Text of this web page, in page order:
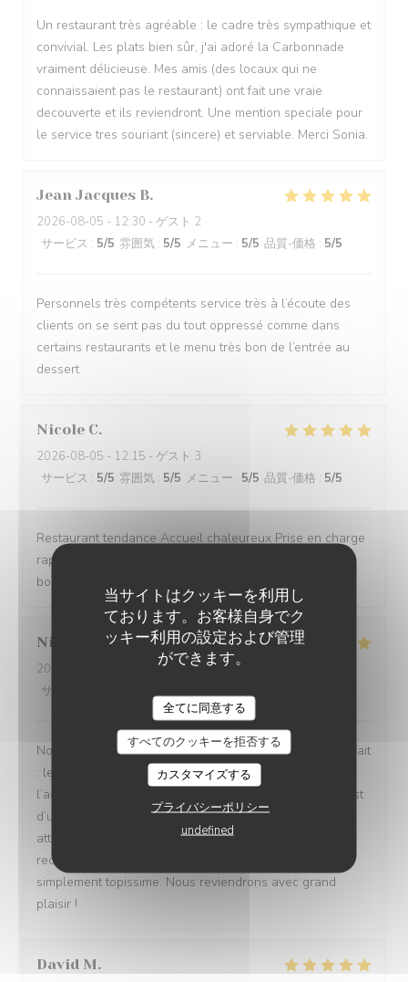
当サイトはクッキーを利用し
ております。お客様自身でク
ッキー利用の設定および管理
ができます。
全てに同意する
すべてのクッキーを拒否する
カスタマイズする
プライバシーポリシー
undefined
Un restaurant très agréable : le cadre très sympathique et
convivial. Les plats bien sûr, j'ai adoré la Carbonnade
vraiment délicieuse. Mes amis (des locaux qui ne
connaissaient pas le restaurant) ont fait une vraie
decouverte et ils reviendront. Une mention speciale pour
le service tres souriant (sincere) et serviable. Merci Sonia.
Jean Jacques B
2026-08-05 - 12:30 - ゲスト 2
サービス : 5/5 雰囲気 : 5/5 メニュー : 5/5 品質-価格 : 5/5
Personnels très compétents service très à l’écoute des
clients on se sent pas du tout oppressé comme dans
certains restaurants et le menu très bon de l’entrée au
dessert
Nicole C
2026-08-05 - 12:15 - ゲスト 3
サービス : 5/5 雰囲気 : 5/5 メニュー : 5/5 品質-価格 : 5/5
Restaurant tendance Accueil chaleureux Prise en charge
rapide Bon rapport qualité/prix Assiettes copieuses et
bons produits
Nicolas B
2026-08-04
- 13:30 - ゲスト 4
サービス
Nous avons passé un excellent moment ! Tout était parfait
: les repas étaient délicieux, le service irréprochable, et
l’accueil d’une chaleur exceptionnelle. Toute l’équipe est
d’une grande gentillesse, avec de nombreuses petites
attentions qui font vraiment la différence. Nous
recommandons cet établissement à 100 % ! C’est tout
simplement topissime. Nous reviendrons avec grand
plaisir !
David M